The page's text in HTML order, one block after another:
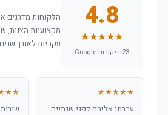
4.8
★★★★★
23 ביקורות Google
הלקוחות מדרגים
מקצועיות הצוות,
עקביות לאורך
★★★★★
עברתי אליהם לפני שנתיים